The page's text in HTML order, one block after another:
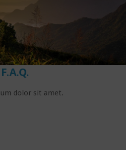
F.A.Q.​
dolor sit amet.​